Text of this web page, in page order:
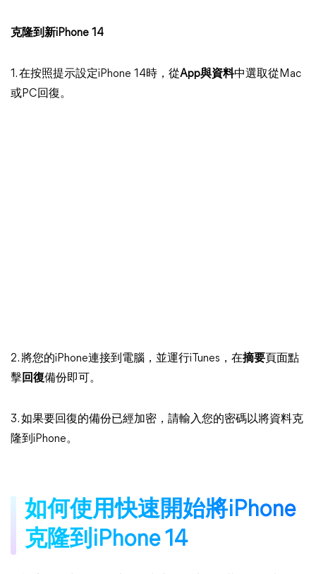
克隆到新iPhone 14
1. 在按照提示設定iPhone 14時，從App與資料中選取從Mac
或PC回復。
2. 將您的iPhone連接到電腦，並運行iTunes，在摘要頁面點
擊回復備份即可。
3. 如果要回復的備份已經加密，請輸入您的密碼以將資料克
隆到iPhone。
如何使用快速開始將iPhone
克隆到iPhone 14